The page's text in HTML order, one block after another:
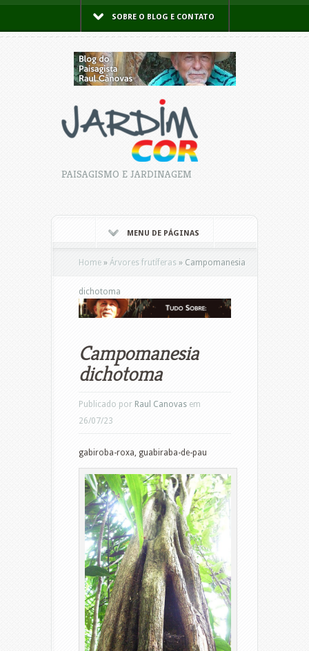
SOBRE O BLOG E CONTATO
PAISAGISMO E JARDINAGEM
MENU DE PÁGINAS
Home » Árvores frutíferas » Campomanesia
dichotoma
Campomanesia
dichotoma
Publicado por Raul Canovas em
26/07/23
gabiroba-roxa, guabiraba-de-pau